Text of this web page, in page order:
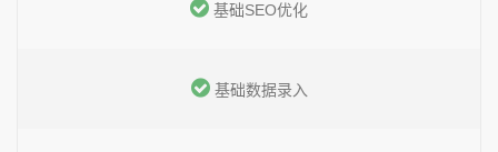
基础SEO优化
基础数据录入